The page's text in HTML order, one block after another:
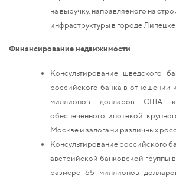
на выручку, направляемого на
инфраструктуры в городе Липецке
Финансирование недвижимости
Консультирование шведского
российского банка в отношении
миллионов долларов США
обеспеченного ипотекой
Москве и залогами различных
Консультирование российского
австрийской банковской группы
размере 65 миллионов